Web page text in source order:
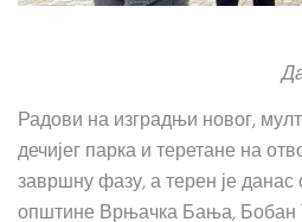
Радови на изградњи новог,
дечијег парка и теретане на
завршну фазу, а терен је
општине Врњачка Бања, Бобан